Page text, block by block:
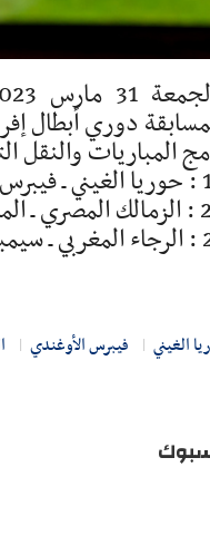
دوري أبطال
المباريات والنقل
الغيني فيبرس الأوغندي